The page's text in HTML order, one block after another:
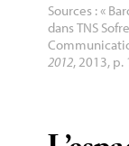
Sources : «
dansTNS
2012, 2013, p.